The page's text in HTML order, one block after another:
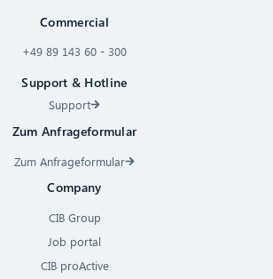
Commercial
+49 89 143 60 - 300
Support & Hotline
Support
Zum Anfrageformular
Zum Anfrageformular
Company
CIB Group
Job portal
CIB proActive